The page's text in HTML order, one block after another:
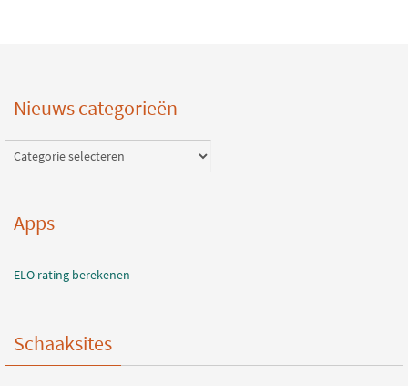
Nieuws categorieën
Nieuws
categorieën
Apps
ELO rating berekenen
Schaaksites